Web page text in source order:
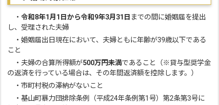
・令和8年1月1日から令和9年3月31日 までの間に婚姻届を提出
し、受理された夫婦
・婚姻届出日現在において、夫婦ともに年齢が39歳以下である
こと
・夫婦の合算所得額が500万円未満であること（※貸与型奨学金
の返済を行っている場合は、その年間返済額を控除します。）
・市町村税の滞納がないこと
・基山町暴力団排除条例（平成24年条例第1号）第2条第3号に